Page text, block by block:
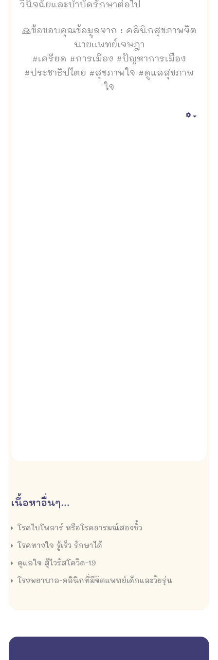
วินิจฉัยและบำบัดรักษาต่อไป
🙏ข้อขอบคุณข้อมูลจาก : คลินิกสุขภาพจิต
นายแพทย์เจษฎา
#เครียด #การเมือง #ปัญหาการเมือง
#ประชาธิปไตย #สุขภาพใจ #ดูแลสุขภาพ
ใจ
เนื้อหาอื่นๆ...
โรคไบโพลาร์ หรือโรคอารมณ์สองขั้ว
โรคทางใจ รู้เร็ว รักษาได้
ดูแลใจ สู้ไวรัสโควิด-19
โรงพยาบาล-คลินิกที่มีจิตแพทย์เด็กและวัยรุ่น